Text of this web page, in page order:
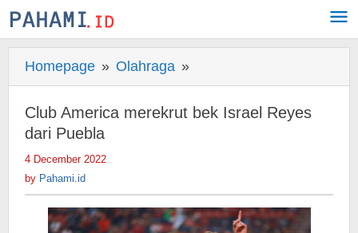
Skip
to
Homepage » Olahraga »
America
merekrut
dari
Puebla
Club America merekrut bek Israel Reyes
dari Puebla
4 December 2022
by Pahami.id